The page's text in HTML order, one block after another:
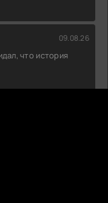
09.08.26
что история